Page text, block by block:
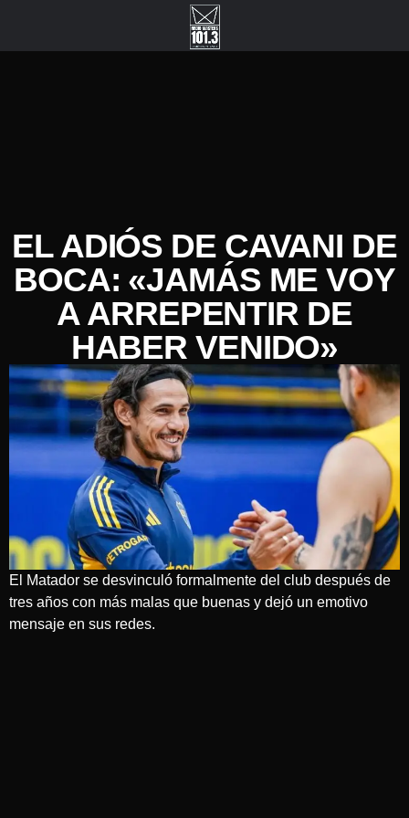
EL ADIÓS DE CAVANI DE
BOCA: «JAMÁS ME VOY
A ARREPENTIR DE
HABER VENIDO»
El Matador se desvinculó formalmente del club después de
tres años con más malas que buenas y dejó un emotivo
mensaje en sus redes.